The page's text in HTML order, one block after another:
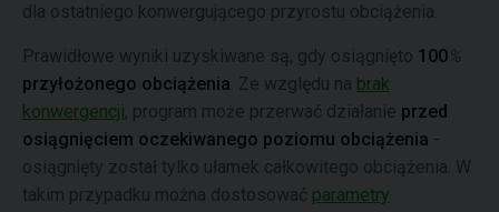
dla ostatniego konwergującego przyrostu obciążenia.
Prawidłowe wyniki uzyskiwane są, gdy osiągnięto 100%
przyłożonego obciążenia . Ze względu na brak
konwergencji, program może przerwać działanie przed
osiągnięciem oczekiwanego poziomu obciążenia -
osiągnięty został tylko ułamek całkowitego obciążenia. W
takim przypadku można dostosować parametry